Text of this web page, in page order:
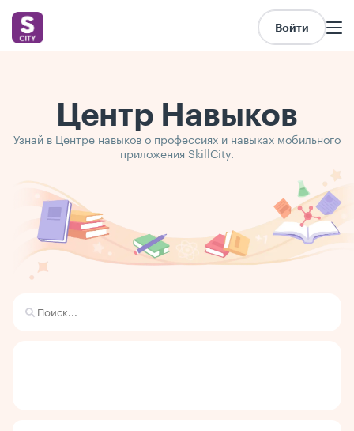
Войти
Центр Навыков
Узнай в Центре навыков о профессиях и навыках мобильного
приложения SkillCity.